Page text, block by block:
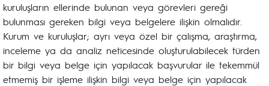
kuruluşların ellerinde bulunan veya görevleri gereği
bulunması gereken bilgi veya belgelere ilişkin olmalıdır.
Kurum ve kuruluşlar; ayrı veya özel bir çalışma, araştırma,
inceleme ya da analiz neticesinde oluşturulabilecek türden
bir bilgi veya belge için yapılacak başvurular ile tekemmül
etmemiş bir işleme ilişkin bilgi veya belge için yapılacak